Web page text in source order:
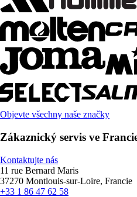
Objevte všechny naše značky
Zákaznický servis ve
Kontaktujte nás
11 rue Bernard Maris
37270 Montlouis-sur-Loire, Francie
+33 1 86 47 62 58